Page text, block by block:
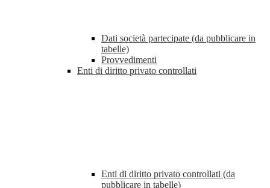
Dati società partecipate (da pubblicare in
tabelle)
Provvedimenti
Enti di diritto privato controllati
Enti di diritto privato controllati (da
pubblicare in tabelle)